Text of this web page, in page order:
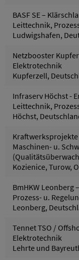
BASF SE –
Leittechnik,
Ludwigshafen,
Netzbooster
Elektrotechnik
Kupferzell,
Infraserv Höchst -
Leittechnik,
Höchst,
Maschinen- u.
Kozienice, Turow,
BmHKW Leonberg
Prozess- u.
Leonberg,
Tennet TSO /
Elektrotechnik
Lehrte und